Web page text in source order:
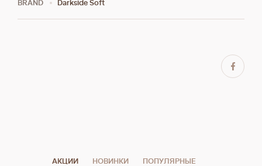
BRAND Darkside Soft
АКЦИИ НОВИНКИ ПОПУЛЯРНЫЕ